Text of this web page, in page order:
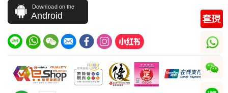
Download on the
Android
whatsapp